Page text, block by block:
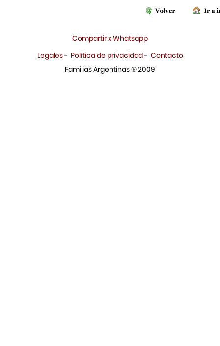
Compartir x Whatsapp
Legales- Política de privacidad- Contacto
Familias Argentinas ® 2009